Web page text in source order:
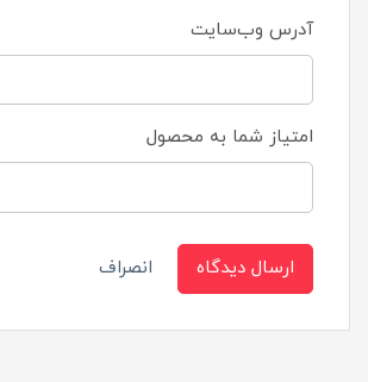
آدرس وب‌سایت
امتیاز شما به محصول
ارسال دیدگاه انصراف